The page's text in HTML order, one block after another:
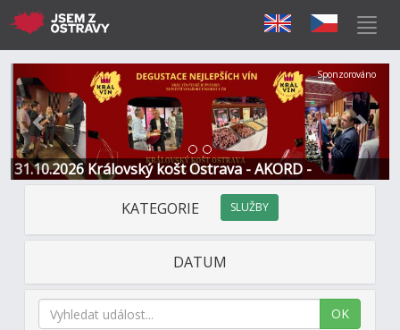
31.10.2026 Královský košt Ostrava - AKORD -
Restaurace a Hotel
Předchozí Další
Sponzorováno
KATEGORIE SLUŽBY
DATUM
OK